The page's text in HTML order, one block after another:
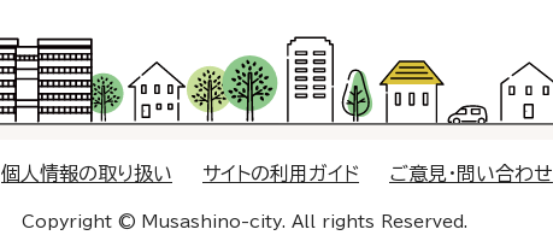
個人情報の取り扱い サイトの利用ガイド ご意見・問い合わせ
Copyright © Musashino-city. All rights Reserved.